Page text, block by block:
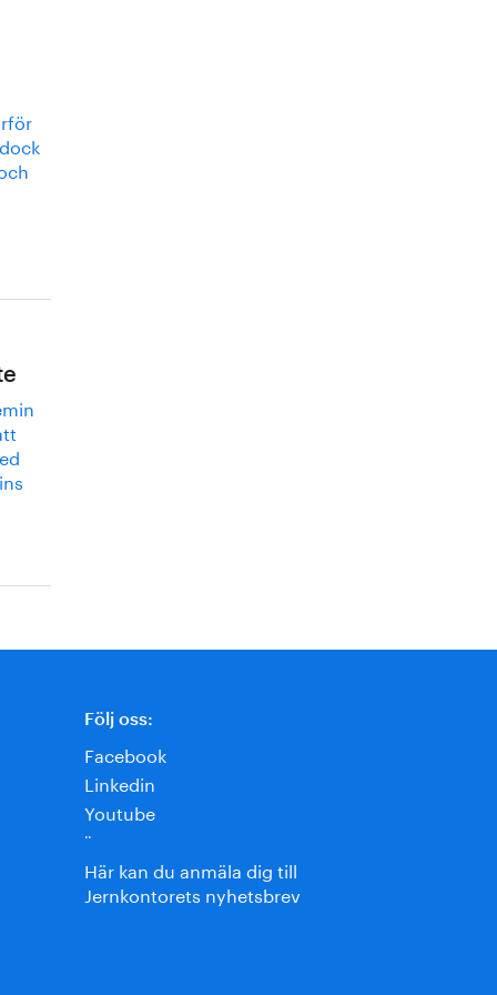
Följ oss:
Facebook
Linkedin
Youtube
¨
Här kan du anmäla dig till
Jernkontorets nyhetsbrev